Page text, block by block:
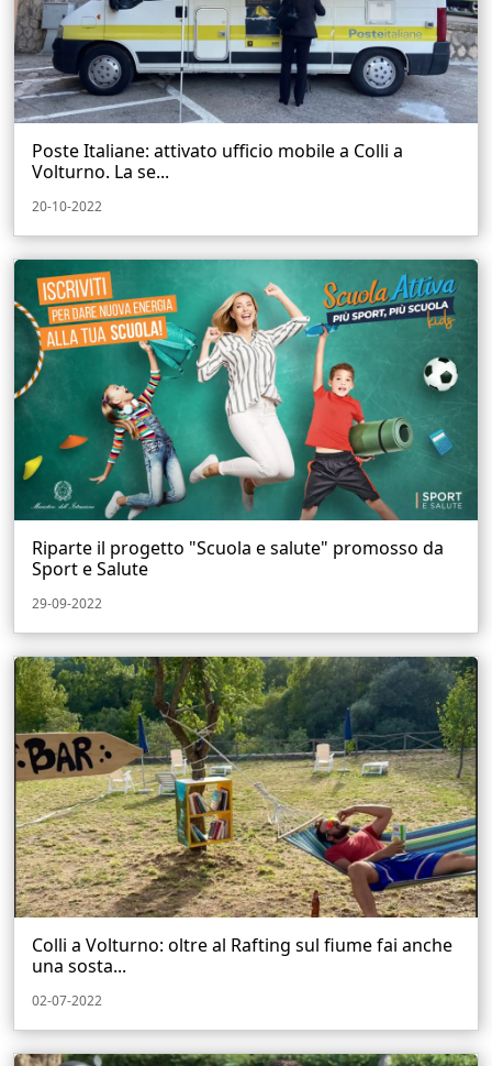
Poste Italiane: attivato ufficio mobile a Colli a
Volturno. La se...
20-10-2022
Riparte il progetto "Scuola e salute" promosso da
Sport e Salute
29-09-2022
Colli a Volturno: oltre al Rafting sul fiume fai anche
una sosta...
02-07-2022